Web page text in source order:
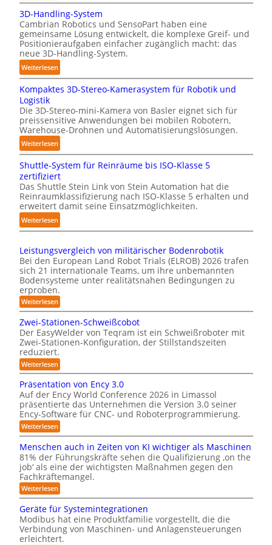
o
l
y
m
e
r
l
g
e
r
f
ü
r
T
a
u
c
h
r
o
o
t
e
r
A
u
t
o
m
a
t
s
i
e
r
u
n
g
s
t
r
e
f
f
0
2
6
3D-Handling-System
Cambrian Robotics und SensoPart haben eine
gemeinsame Lösung entwickelt, die komplexe Greif- und
Positionieraufgaben einfacher zugänglich macht: das
neue 3D-Handling-System.
Weiterlesen:
3
D
H
a
n
d
i
n
g
-
S
y
t
e
m
Kompaktes 3D-Stereo-Kamerasystem für Robotik und
Logistik
Die 3D-Stereo-mini-Kamera von Basler eignet sich für
preissensitive Anwendungen bei mobilen Robotern,
Warehouse-Drohnen und Automatisierungslösungen.
Weiterlesen:
K
o
m
p
a
k
t
s
3
D
-
S
t
r
e
-
K
a
m
e
r
a
s
y
s
t
e
m
f
ü
r
Shuttle-System für Reinräume bis ISO-Klasse 5
zertifiziert
Das Shuttle Stein Link von Stein Automation hat die
Reinraumklassifizierung nach ISO-Klasse 5 erhalten und
erweitert damit seine Einsatzmöglichkeiten.
Weiterlesen:
S
u
t
t
e
-
S
y
s
t
e
m
f
ü
r
R
e
i
n
r
ä
u
m
e
b
Leistungsvergleich von militärischer Bodenrobotik
Bei den European Land Robot Trials (ELROB) 2026 trafen
sich 21 internationale Teams, um ihre unbemannten
Bodensysteme unter realitätsnahen Bedingungen zu
erproben.
Weiterlesen:
L
e
i
s
t
u
n
g
v
e
r
g
l
e
i
c
h
v
o
n
m
i
l
i
t
ä
r
Zwei-Stationen-Schweißcobot
Der EasyWelder von Teqram ist ein Schweißroboter mit
Zwei-Stationen-Konfiguration, der Stillstandszeiten
reduziert.
Weiterlesen:
Z
w
e
i
-
S
t
a
t
i
o
n
e
n
-
S
c
h
w
e
Präsentation von Ency 3.0
Auf der Ency World Conference 2026 in Limassol
präsentierte das Unternehmen die Version 3.0 seiner
Ency-Software für CNC- und Roboterprogrammierung.
Weiterlesen:
P
ä
s
e
n
t
a
i
o
n
v
Menschen auch in Zeiten von KI wichtiger als Maschinen
81% der Führungskräfte sehen die Qualifizierung ‚on the
job‘ als eine der wichtigsten Maßnahmen gegen den
Fachkräftemangel.
Weiterlesen:
M
n
s
c
h
Geräte für Systemintegrationen
Modibus hat eine Produktfamilie vorgestellt, die die
Verbindung von Maschinen- und Anlagensteuerungen
erleichtert.